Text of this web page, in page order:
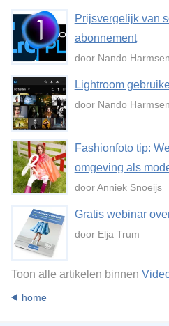
Prijsvergelijk van
abonnement
door Nando Harmsen
Lightroom
door Nando Harmsen
Fashionfoto tip:
omgeving als
door Anniek Snoeijs
Gratis webinar
door Elja Trum
Toon alle artikelen binnen
home